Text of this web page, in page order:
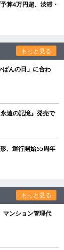
算4万円超、渋滞・
もっと見る
んの日」に合わ
遠の記憶』発売で
、運行開始55周年
もっと見る
マンション管理代